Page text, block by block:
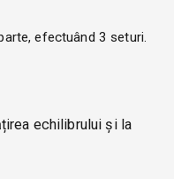
efectuând 3 seturi.
echilibrului și la